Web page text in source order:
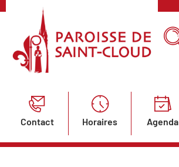
Contact Horaires Agenda